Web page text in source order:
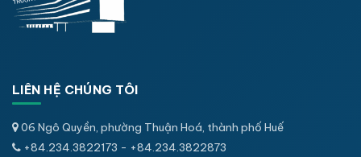
LIÊN HỆ CHÚNG TÔI
06 Ngô Quyền, phường Thuận Hoá, thành phố Huế
+84.234.3822173 - +84.234.3822873